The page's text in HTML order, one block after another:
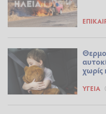
χωρίς
ΥΓΕΊΑ